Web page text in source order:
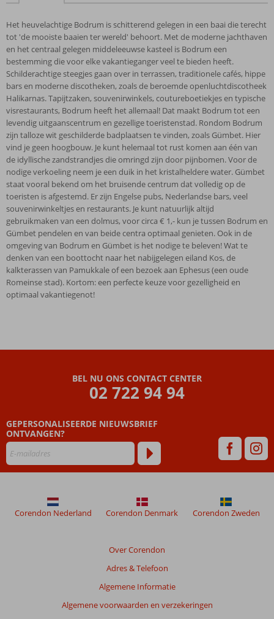
2 à-la-
carterestaurants
Het heuvelachtige Bodrum is schitterend gelegen in een baai die terecht
tot 'de mooiste baaien ter wereld' behoort. Met de moderne jachthaven
en het centraal gelegen middeleeuwse kasteel is Bodrum een
bestemming die voor elke vakantieganger veel te bieden heeft.
Schilderachtige steegjes gaan over in terrassen, traditionele cafés, hippe
bars en moderne discotheken, zoals de beroemde openluchtdiscotheek
Halikarnas. Tapijtzaken, souvenirwinkels, coutureboetiekjes en typische
visrestaurants, Bodrum heeft het allemaal! Dat maakt Bodrum tot een
levendig uitgaanscentrum en gezellige toeristenstad. Rondom Bodrum
zijn talloze wit geschilderde badplaatsen te vinden, zoals Gümbet. Hier
vind je geen hoogbouw. Je kunt helemaal tot rust komen aan één van
de idyllische zandstrandjes die omringd zijn door pijnbomen. Voor de
nodige verkoeling neem je een duik in het kristalheldere water. Gümbet
staat vooral bekend om het bruisende centrum dat volledig op de
toeristen is afgestemd. Er zijn Engelse pubs, Nederlandse bars, veel
souvenirwinkeltjes en restaurants. Je kunt natuurlijk altijd
gebruikmaken van een dolmus, voor circa € 1,- kun je tussen Bodrum en
Gümbet pendelen en van beide centra optimaal genieten. Ook in de
omgeving van Bodrum en Gümbet is het nodige te beleven! Wat te
denken van een boottocht naar het nabijgelegen eiland Kos, de
kalkterassen van Pamukkale of een bezoek aan Ephesus (een oude
Romeinse stad). Kortom: een perfecte keuze voor gezelligheid en
optimaal vakantiegenot!
BEL NU ONS CONTACT CENTER
02 722 94 94
GEPERSONALISEERDE NIEUWSBRIEF
ONTVANGEN?
Over Corendon
Adres & Telefoon
Algemene Informatie
Algemene voorwaarden en verzekeringen
Corendon Nederland Corendon Denmark Corendon Zweden